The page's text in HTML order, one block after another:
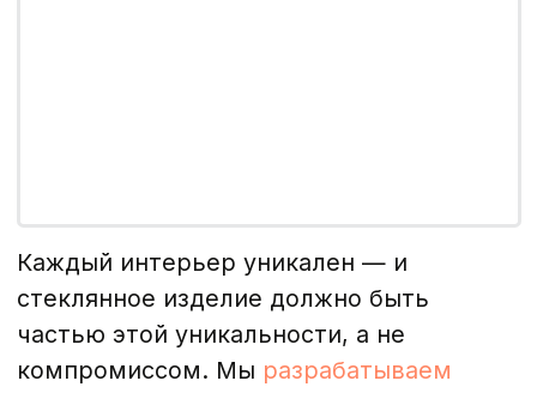
производству.
Работа начинается с выезда на объект и
точного замера. Далее — подбор
материала, толщины, типа обработки
кромки, крепежа и фурнитуры. При
необходимости предоставляем 3D-
визуализацию, чтобы вы увидели